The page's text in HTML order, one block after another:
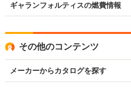
ギャランフォルティスの燃費情報
その他のコンテンツ
メーカーからカタログを探す